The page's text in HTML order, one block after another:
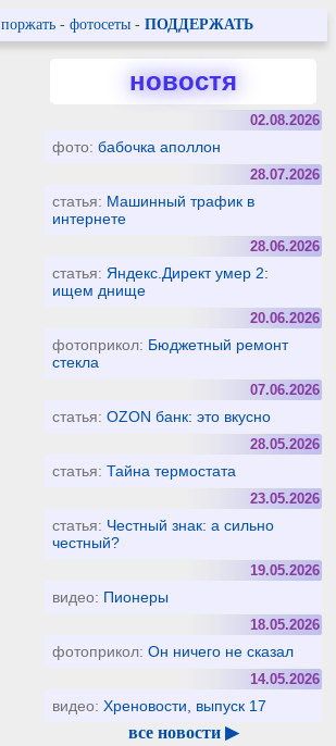
поржать- фотосеты - ПОДДЕРЖАТЬ
новостя
02.08.2026
фото:бабочка аполлон
28.07.2026
статья: Машинный трафик в
интернете
28.06.2026
статья: Яндекс.Директ умер 2:
ищем днище
20.06.2026
фотоприкол: Бюджетный ремонт
стекла
07.06.2026
статья:OZON банк: это вкусно
28.05.2026
статья:Тайна термостата
23.05.2026
статья: Честный знак: а сильно
честный?
19.05.2026
видео: Пионеры
18.05.2026
фотоприкол:Он ничего не сказал
14.05.2026
видео:Хреновости, выпуск 17
все новости ▶